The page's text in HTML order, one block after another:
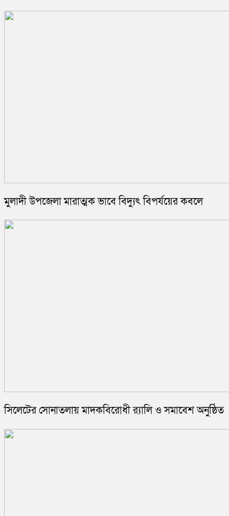
মুলাদী উপজেলা মারাত্মক ভাবে বিদ্যুৎ বিপর্যয়ের কবলে
সিলেটের সোনাতলায় মাদকবিরোধী র‍্যালি ও সমাবেশ অনুষ্ঠিত